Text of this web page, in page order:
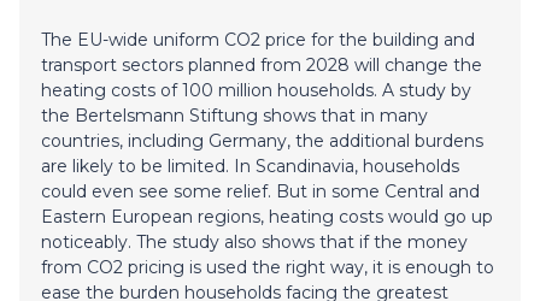
The EU-wide uniform CO2 price for the building and
transport sectors planned from 2028 will change the
heating costs of 100 million households. A study by
the Bertelsmann Stiftung shows that in many
countries, including Germany, the additional burdens
are likely to be limited. In Scandinavia, households
could even see some relief. But in some Central and
Eastern European regions, heating costs would go up
noticeably. The study also shows that if the money
from CO2 pricing is used the right way, it is enough to
ease the burden households facing the greatest